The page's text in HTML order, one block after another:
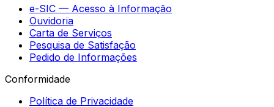
e-SIC — Acesso à Informação
Ouvidoria
Carta de Serviços
Pesquisa de Satisfação
Pedido de Informações
Conformidade
Política de Privacidade